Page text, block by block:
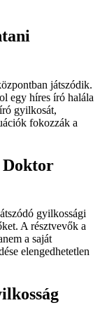
játszódik.
egy híres író halála
gyilkosát,
fokozzák a
Doktor
gyilkossági
A résztvevők a
a saját
elengedhetetlen